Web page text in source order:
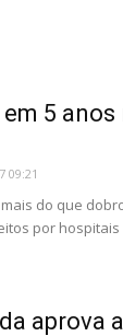
5 anos
09:21
mais do que
por
aprova